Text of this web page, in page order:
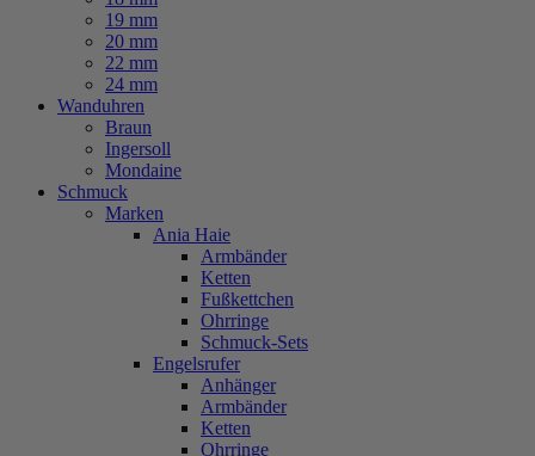
19 mm
20 mm
22 mm
24 mm
Wanduhren
Braun
Ingersoll
Mondaine
Schmuck
Marken
Ania Haie
Armbänder
Ketten
Fußkettchen
Ohrringe
Schmuck-Sets
Engelsrufer
Anhänger
Armbänder
Ketten
Ohrringe